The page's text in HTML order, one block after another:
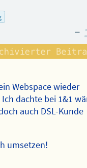
–
Webspace wieder
dachte bei 1&1
auch DSL-Kunde
umsetzen!